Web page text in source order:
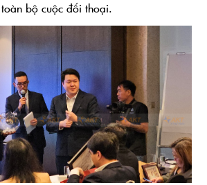
bộ cuộc đối thoại.